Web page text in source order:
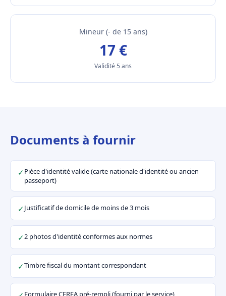
Mineur (- de 15 ans)
17 €
Validité 5 ans
Documents à fournir
✓ Pièce d'identité valide (carte nationale d'identité ou ancien
passeport)
✓Justificatif de domicile de moins de 3 mois
✓2 photos d'identité conformes aux normes
✓Timbre fiscal du montant correspondant
Formulaire CERFA pré-rempli (fourni par le service)